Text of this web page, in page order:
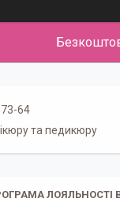
64
та педикюру
ЛОЯЛЬНОСТІ